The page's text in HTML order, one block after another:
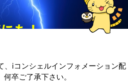
iコンシェルインフォメーション配
卒ご了承下さい。